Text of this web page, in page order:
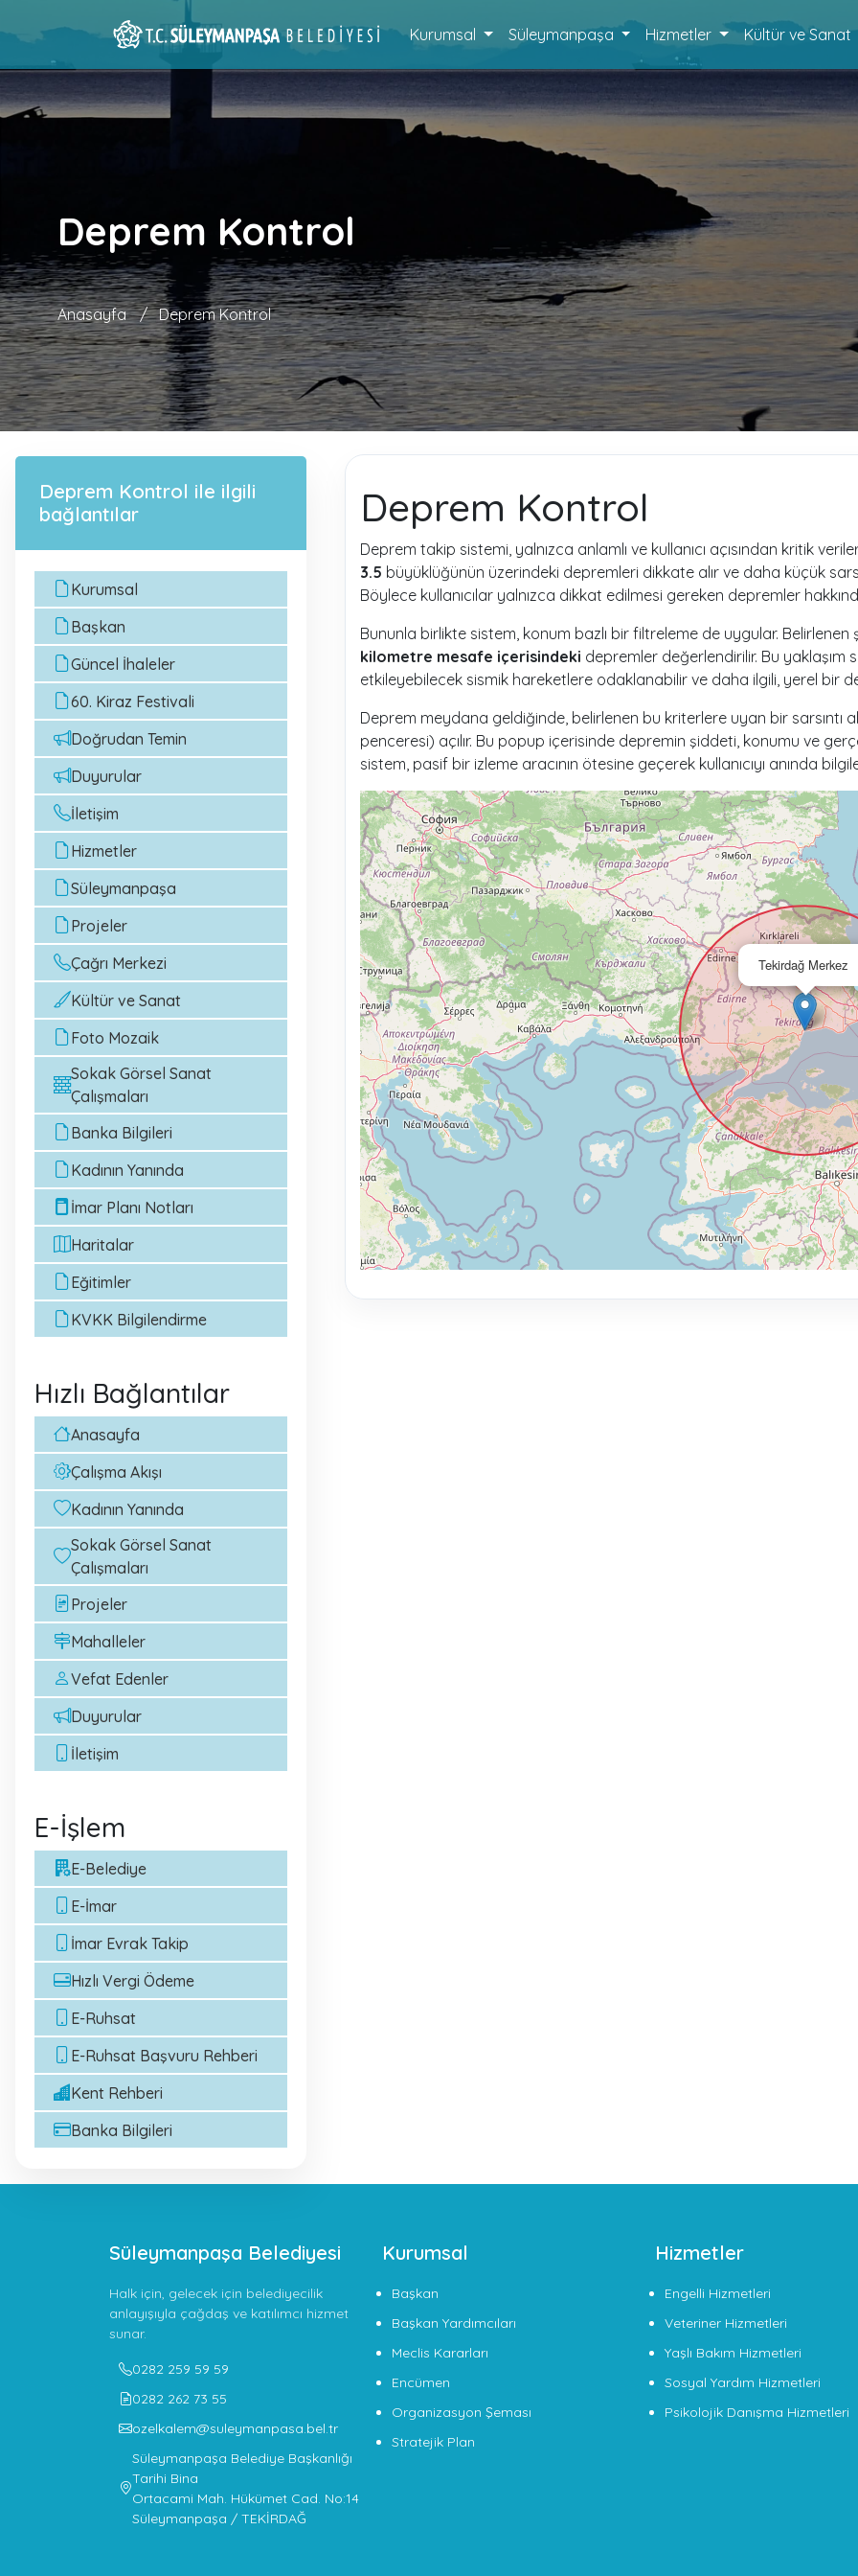
Kurumsal Süleymanpaşa Hizmetler Kültür ve Sanat
Deprem Kontrol
Anasayfa / Deprem Kontrol
Deprem Kontrol ile ilgili
bağlantılar
Kurumsal
Başkan
Güncel İhaleler
60. Kiraz Festivali
Doğrudan Temin
Duyurular
İletişim
Hizmetler
Süleymanpaşa
Projeler
Çağrı Merkezi
Kültür ve Sanat
Foto Mozaik
Sokak Görsel Sanat
Çalışmaları
Banka Bilgileri
Kadının Yanında
İmar Planı Notları
Haritalar
Eğitimler
KVKK Bilgilendirme
Hızlı Bağlantılar
Anasayfa
Çalışma Akışı
Kadının Yanında
Sokak Görsel Sanat
Çalışmaları
Projeler
Mahalleler
Vefat Edenler
Duyurular
İletişim
E-İşlem
E-Belediye
E-İmar
İmar Evrak Takip
Hızlı Vergi Ödeme
E-Ruhsat
E-Ruhsat Başvuru Rehberi
Kent Rehberi
Banka Bilgileri
Deprem Kontrol
Deprem takip sistemi, yalnızca anlamlı ve kullanıcı açısından kritik
3.5 büyüklüğünün üzerindeki depremleri dikkate alır ve daha küçük
Böylece kullanıcılar yalnızca dikkat edilmesi gereken depremler
Bununla birlikte sistem, konum bazlı bir filtreleme de uygular.
kilometre mesafe içerisindeki depremler değerlendirilir. Bu yaklaşım
etkileyebilecek sismik hareketlere odaklanabilir ve daha ilgili, yerel bir
Deprem meydana geldiğinde, belirlenen bu kriterlere uyan bir
penceresi) açılır. Bu popup içerisinde depremin şiddeti, konumu ve
sistem, pasif bir izleme aracının ötesine geçerek kullanıcıyı anında
Tekirdağ Merkez
Süleymanpaşa Belediyesi
Halk için, gelecek için belediyecilik
anlayışıyla çağdaş ve katılımcı hizmet
sunar.
0282 259 59 59
0282 262 73 55
ozelkalem@suleymanpasa.bel.tr
Süleymanpaşa Belediye Başkanlığı
Tarihi Bina
Ortacami Mah. Hükümet Cad. No:14
Süleymanpaşa / TEKİRDAĞ
Kurumsal
Başkan
Başkan Yardımcıları
Meclis Kararları
Encümen
Organizasyon Şeması
Stratejik Plan
Hizmetler
Engelli Hizmetleri
Veteriner Hizmetleri
Yaşlı Bakım Hizmetleri
Sosyal Yardım Hizmetleri
Psikolojik Danışma Hizmetleri